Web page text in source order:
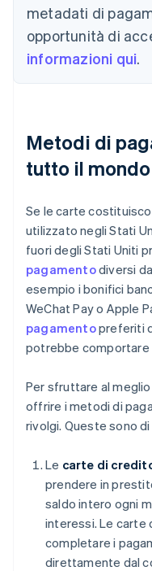
metadati di
opportunità di
informazioni qui.
Metodi di
tutto il mondo
Se le carte
utilizzato negli Stati
fuori degli Stati Uniti
pagamentodiversi
esempio i bonifici
WeChat Pay o Apple
pagamentopreferiti
potrebbe comportare
Per sfruttare al
offrire i metodi di
rivolgi. Queste sono
Le carte di
prendere in
saldo intero ogni
interessi. Le carte
completare i
direttamente dal